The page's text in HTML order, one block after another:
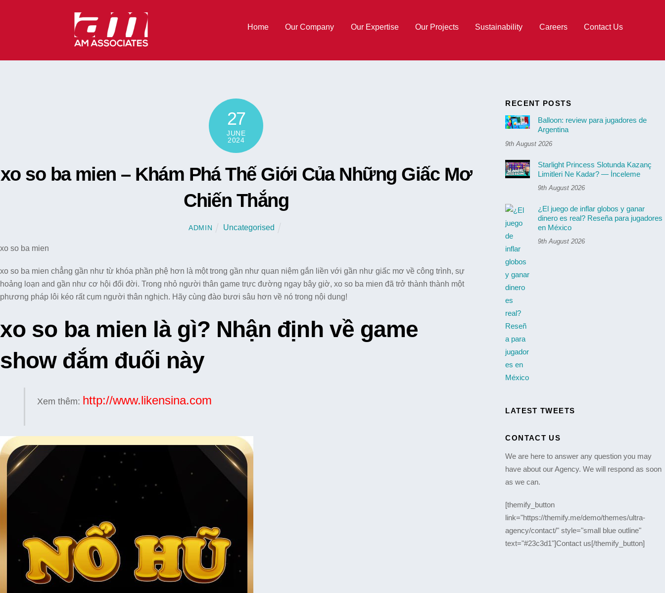
Home Our Company Our Expertise Our Projects Sustainability Careers Contact Us
27
JUNE
2024
xo so ba mien – Khám Phá Thế Giới Của Những Giấc Mơ
Chiến Thắng
ADMIN Uncategorised
xo so ba mien
xo so ba mien chẳng gần như từ khóa phần phệ hơn là một trong gần như quan niệm gắn liền với gần như giấc mơ về công trình, sự
hoảng loạn and gần như cơ hội đổi đời. Trong nhỏ người thân game trực đường ngay bây giờ, xo so ba mien đã trở thành thành một
phương pháp lôi kéo rất cụm người thân nghịch. Hãy cùng đào bươi sâu hơn về nó trong nội dung!
xo so ba mien là gì? Nhận định về game
show đắm đuối này
Xem thêm: http://www.likensina.com
RECENT POSTS
Balloon: review para jugadores de
Argentina
9th August 2026
Starlight Princess Slotunda Kazanç
Limitleri Ne Kadar? — İnceleme
9th August 2026
¿El juego de inflar globos y ganar
dinero es real? Reseña para jugadores
en México
9th August 2026
LATEST TWEETS
CONTACT US
We are here to answer any question you may
have about our Agency. We will respond as soon
as we can.
[themify_button
link="https://themify.me/demo/themes/ultra-
agency/contact/" style="small blue outline"
text="#23c3d1"]Contact us[/themify_button]